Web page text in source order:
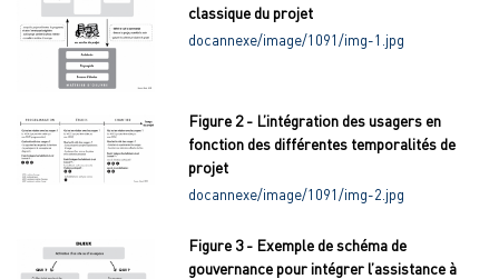
classique du projet
docannexe/image/1091/img-1.jpg
Figure 2 - L’intégration des usagers en
fonction des différentes temporalités de
projet
docannexe/image/1091/img-2.jpg
Figure 3 - Exemple de schéma de
gouvernance pour intégrer l’assistance à